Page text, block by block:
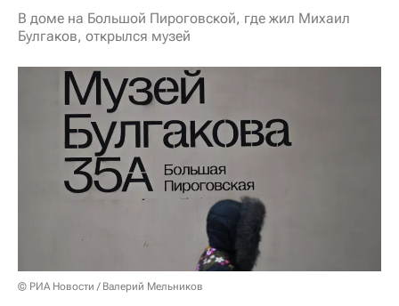
В доме на Большой Пироговской, где жил Михаил
Булгаков, открылся музей
© РИА Новости / Валерий Мельников